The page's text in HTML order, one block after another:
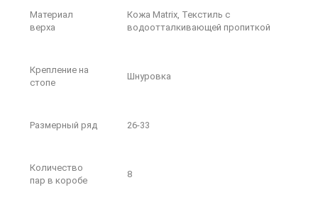
Материал
верха
Кожа Matrix, Текстиль с
водоотталкивающей пропиткой
Крепление на
стопе
Шнуровка
Размерный ряд 26-33
Количество
пар в коробе
8